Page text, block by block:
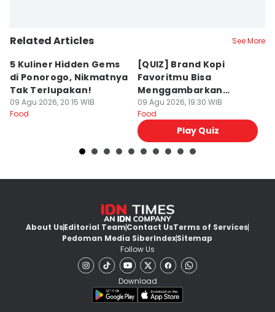
Related Articles See More
5 Kuliner Hidden Gems
di Ponorogo, Nikmatnya
Tak Terlupakan!
09 Agu 2026, 20:15 WIB
Food
[QUIZ] Brand Kopi
Favoritmu Bisa
Menggambarkan
Kepribadianmu Lho!
09 Agu 2026, 19:30 WIB
Food
Play Quiz
About UsEditorial TeamContact UsTerms of Services
Pedoman Media SiberIndexSitemap
Follow Us
Download